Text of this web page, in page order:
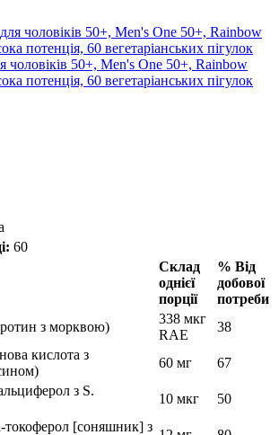
чоловіків 50+, Men's One 50+, Rainbow
потенція, 60 вегетаріанських пігулок
60
Склад
однієї
порції
% Від
добової
потреби
з морквою)
338 мкг
RAE
38
кислота з
60 мг
67
з S.
10 мкг
50
токоферол [соняшник] з